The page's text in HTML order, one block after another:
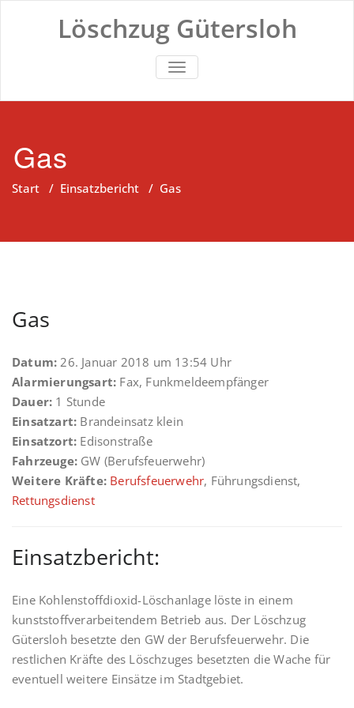
Löschzug Gütersloh
TOGGLE NAVIGATION
Gas
Start / Einsatzbericht / Gas
Gas
Datum: 26. Januar 2018 um 13:54 Uhr
Alarmierungsart: Fax, Funkmeldeempfänger
Dauer: 1 Stunde
Einsatzart: Brandeinsatz klein
Einsatzort: Edisonstraße
Fahrzeuge: GW (Berufsfeuerwehr)
Weitere Kräfte: Berufsfeuerwehr, Führungsdienst,
Rettungsdienst
Einsatzbericht:
Eine Kohlenstoffdioxid-Löschanlage löste in einem
kunststoffverarbeitendem Betrieb aus. Der Löschzug
Gütersloh besetzte den GW der Berufsfeuerwehr. Die
restlichen Kräfte des Löschzuges besetzten die Wache für
eventuell weitere Einsätze im Stadtgebiet.